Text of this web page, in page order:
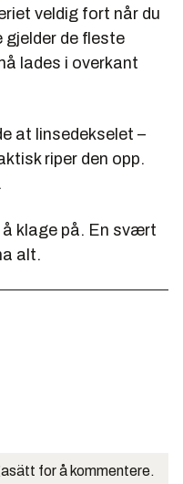
veldig fort når du
gjelder de fleste
lades i overkant
at linsedekselet –
riper den opp.
å klage på. En svært
alt.
for å kommentere.